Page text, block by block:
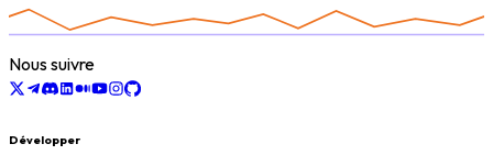
Nous suivre
Développer